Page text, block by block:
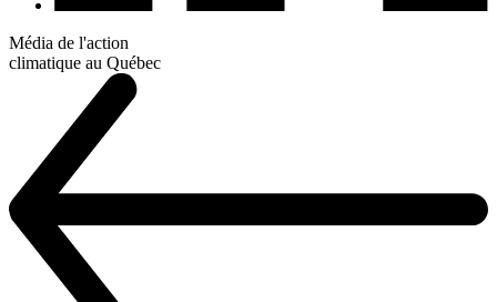
Média de l'action
climatique au Québec